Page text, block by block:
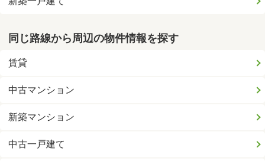
同じ路線から周辺の物件情報を探す
賃貸
中古マンション
新築マンション
中古一戸建て